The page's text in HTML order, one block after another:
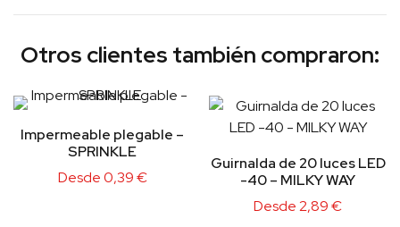
Otros clientes también compraron:
Impermeable plegable –
SPRINKLE
Desde0,39€
Guirnalda de 20 luces LED
-40 – MILKY WAY
Desde2,89€